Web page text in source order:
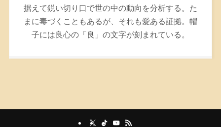
据えて鋭い切り口で世の中の動向を分析する。た
まに毒づくこともあるが、それも愛ある証拠。帽
子には良心の「良」の文字が刻まれている。